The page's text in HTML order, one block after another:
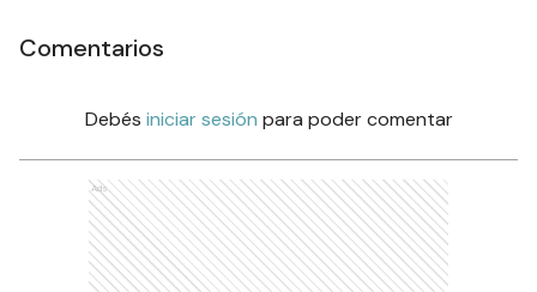
Comentarios
Debés iniciar sesión para poder comentar
Ads